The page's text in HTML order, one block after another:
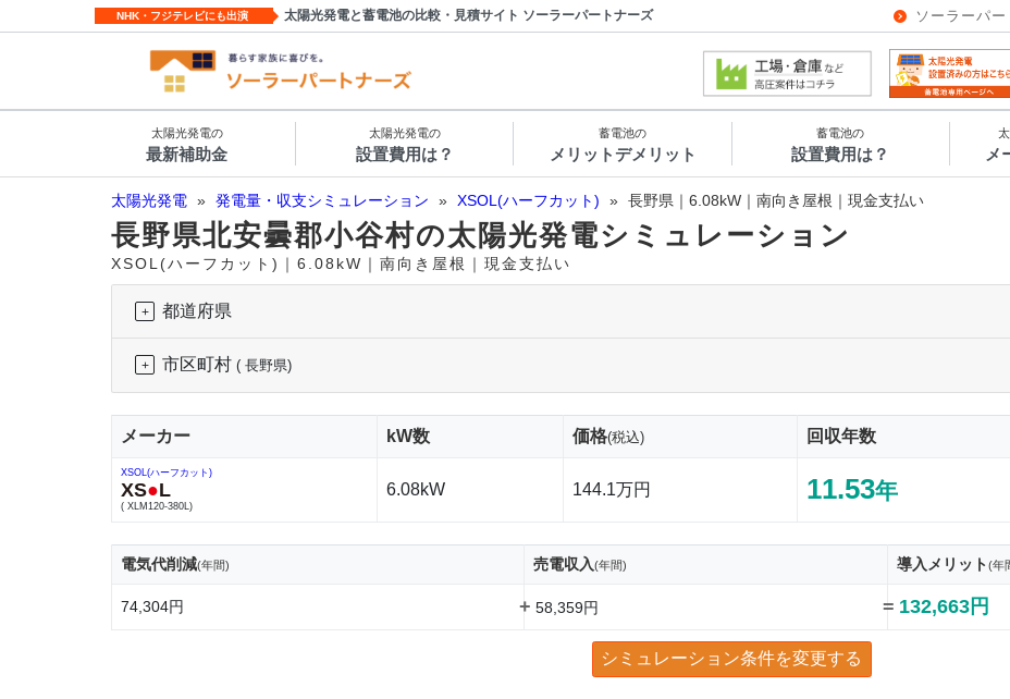
NHK・フジテレビにも出演 太陽光発電と蓄電池の比較・見積サイト ソーラーパートナーズ ソーラーパ
太陽光発電の
最新補助金
太陽光発電の
設置費用は？
蓄電池の
メリットデメリット
蓄電池の
設置費用は？ メ
太陽光発電 » 発電量・収支シミュレーション » XSOL(ハーフカット) » 長野県｜6.08kW｜南向き屋根｜現金支払い
長野県北安曇郡小谷村の太陽光発電シミュレーション
XSOL(ハーフカット)｜6.08kW｜南向き屋根｜現金支払い
都道府県
市区町村 ( 長野県)
メーカー kW数 価格(税込) 回収年数
XSOL(ハーフカット)
XS●L
( XLM120-380L)
6.08kW 144.1万円 11.53年
電気代削減(年間) 売電収入(年間) 導入メリット(年
74,304円 + 58,359円 = 132,663円
シミュレーション条件を変更する